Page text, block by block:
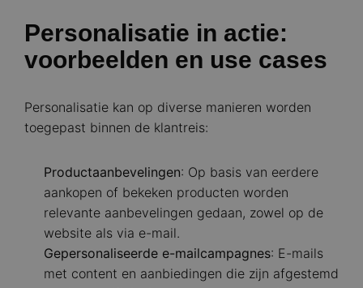
Personalisatie in actie:
voorbeelden en use cases
Personalisatie kan op diverse manieren worden
toegepast binnen de klantreis:​
Productaanbevelingen: Op basis van eerdere
aankopen of bekeken producten worden
relevante aanbevelingen gedaan, zowel op de
website als via e-mail.​
Gepersonaliseerde e-mailcampagnes: E-mails
met content en aanbiedingen die zijn afgestemd